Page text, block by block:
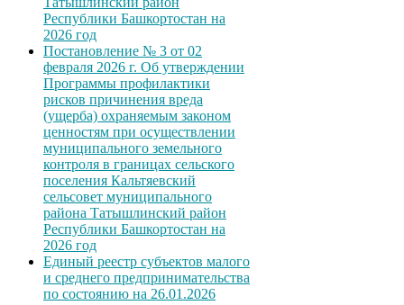
Республики Башкортостан на
2026 год
Постановление № 3 от 02
февраля 2026 г. Об утверждении
Программы профилактики
рисков причинения вреда
(ущерба) охраняемым законом
ценностям при осуществлении
муниципального земельного
контроля в границах сельского
поселения Кальтяевский
сельсовет муниципального
района Татышлинский район
Республики Башкортостан на
2026 год
Единый реестр субъектов малого
и среднего предпринимательства
по состоянию на 26.01.2026